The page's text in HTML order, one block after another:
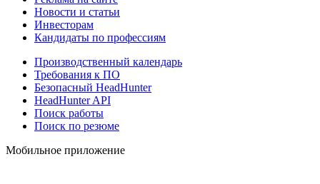
Новости и статьи
Инвесторам
Кандидаты по профессиям
Производственный календарь
Требования к ПО
Безопасный HeadHunter
HeadHunter API
Поиск работы
Поиск по резюме
Мобильное приложение